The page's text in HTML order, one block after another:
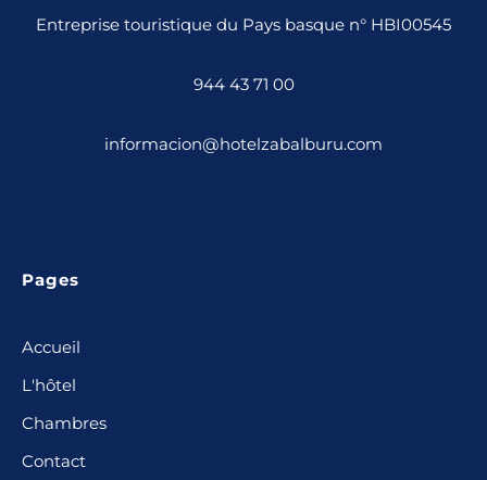
Entreprise touristique du Pays basque n° HBI00545
944 43 71 00
informacion@hotelzabalburu.com
Pages
Accueil
L'hôtel
Chambres
Contact